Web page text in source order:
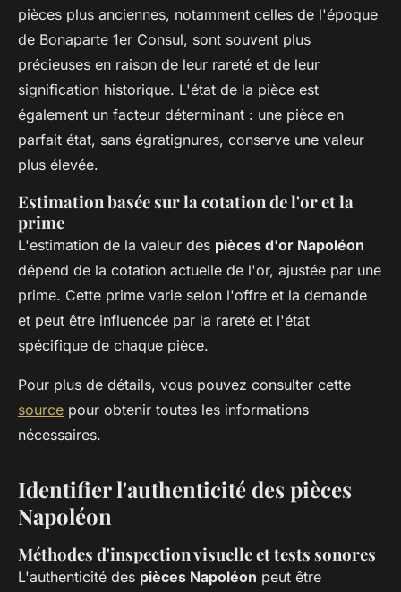
pièces plus anciennes, notamment celles de l'époque
de Bonaparte 1er Consul, sont souvent plus
précieuses en raison de leur rareté et de leur
signification historique. L'état de la pièce est
également un facteur déterminant : une pièce en
parfait état, sans égratignures, conserve une valeur
plus élevée.
Estimation basée sur la cotation de l'or et la
prime
L'estimation de la valeur des pièces d'or Napoléon
dépend de la cotation actuelle de l'or, ajustée par une
prime. Cette prime varie selon l'offre et la demande
et peut être influencée par la rareté et l'état
spécifique de chaque pièce.
Pour plus de détails, vous pouvez consulter cette
source pour obtenir toutes les informations
nécessaires.
Identifier l'authenticité des pièces
Napoléon
Méthodes d'inspection visuelle et tests sonores
L'authenticité des pièces Napoléon peut être